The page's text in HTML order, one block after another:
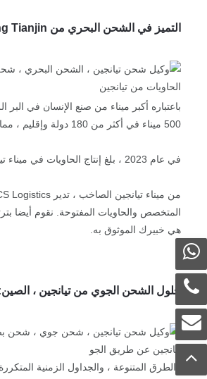
التميز في الشحن البحري من Xingang Tianjin ، الصين: بوابتك إلى الأسواق العالمية
500 ميناء في أكثر من 180 دولة وإقليم ، مما يجعلها مركزا مهما للشحن الدولي والخدمات اللوجستية.
في عام 2023 ، بلغ إنتاج الحاويات في ميناء تيانجين 21.8 مليون حاوية مكافئة ، مما يمثل زيادة كبيرة بنسبة 10.4٪ على أساس سنوي ويسلط الضوء على أهميته المتزايدة في حركة البضائع العالمية.
هي خبيرك الموثوق به.
حلول الشحن الجوي من تيانجين ،
والطرق المتنوعة ، والجداول الزمنية